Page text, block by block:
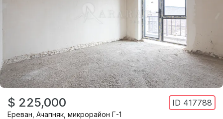
$ 225,000 ID 417788
Ереван Ачапняк микрорайон Г-1